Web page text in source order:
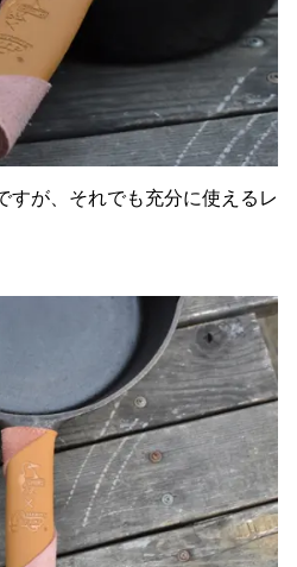
すが、それでも充分に使えるレ